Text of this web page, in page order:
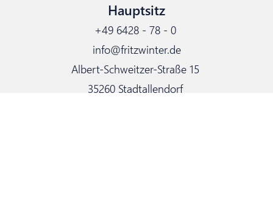
Hauptsitz
+49 6428 - 78 - 0
info@fritzwinter.de
Albert-Schweitzer-Straße 15
35260 Stadtallendorf